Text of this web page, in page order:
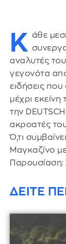
Κ άθε
αναλυτές
γεγονότα
ειδήσεις
μέχρι εκείνη
την
ακροατές
Ό,τι
Μαγκαζίνο
ΔΕΙΤΕ